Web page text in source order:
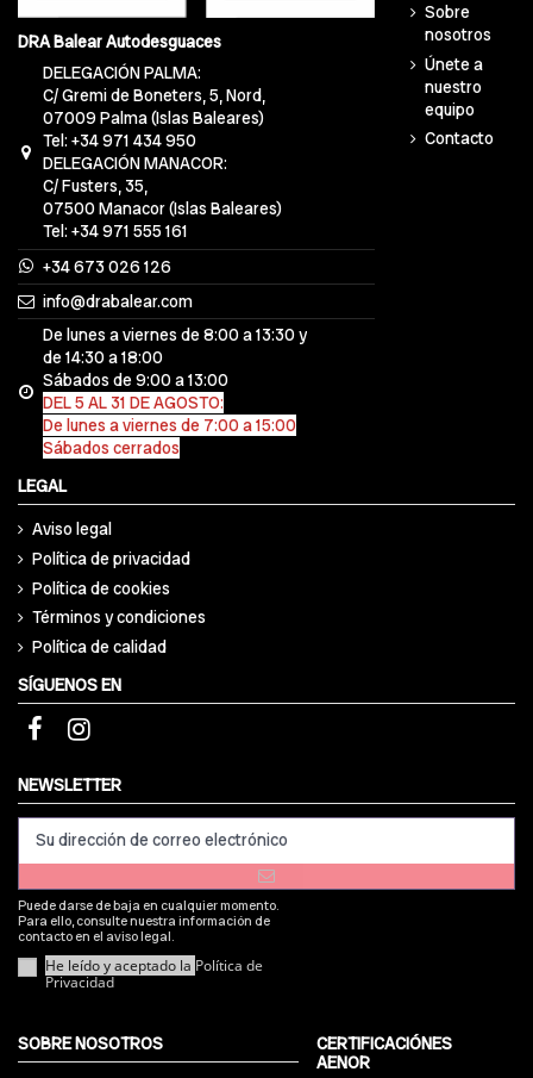
DRA Balear Autodesguaces
DELEGACIÓN PALMA:
C/ Gremi de Boneters, 5, Nord,
07009 Palma (Islas Baleares)
Tel: +34 971 434 950
DELEGACIÓN MANACOR:
C/ Fusters, 35,
07500 Manacor (Islas Baleares)
Tel: +34 971 555 161
+34 673 026 126
info@drabalear.com
De lunes a viernes de 8:00 a 13:30 y
de 14:30 a 18:00
Sábados de 9:00 a 13:00
DEL 5 AL 31 DE AGOSTO:
De lunes a viernes de 7:00 a 15:00
Sábados cerrados
Sobre
nosotros
Únete a
nuestro
equipo
Contacto
LEGAL
Aviso legal
Política de privacidad
Política de cookies
Términos y condiciones
Política de calidad
SÍGUENOS EN
NEWSLETTER
Puede darse de baja en cualquier momento.
Para ello, consulte nuestra información de
contacto en el aviso legal.
He leído y aceptado la Política de
Privacidad
SOBRE NOSOTROS
CERTIFICACIÓNES
AENOR